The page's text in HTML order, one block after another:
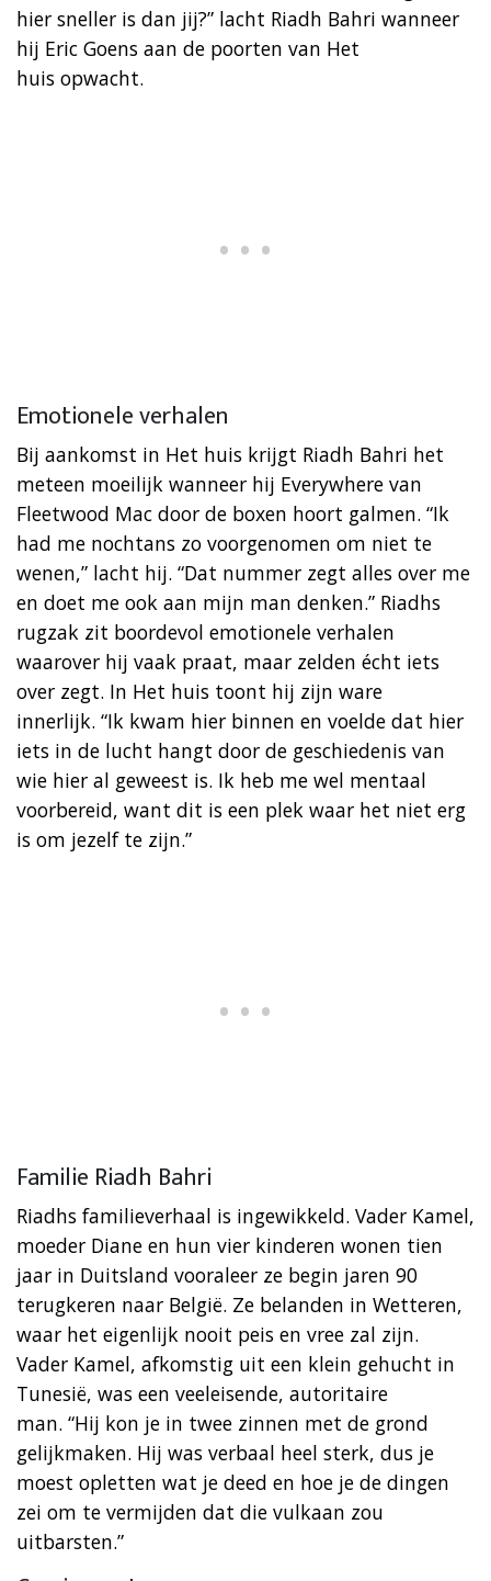
hier sneller is dan jij?” lacht Riadh Bahri wanneer
hij Eric Goens aan de poorten van Het
huis opwacht.
Emotionele verhalen
Bij aankomst in Het huis krijgt Riadh Bahri het
meteen moeilijk wanneer hij Everywhere van
Fleetwood Mac door de boxen hoort galmen. “Ik
had me nochtans zo voorgenomen om niet te
wenen,” lacht ​hij. “Dat nummer zegt alles over me
en doet me ook aan mijn man denken.” Riadhs
rugzak zit boordevol emotionele verhalen
waarover hij vaak praat, maar zelden écht iets
over zegt. In Het huis toont hij zijn ware
innerlijk. “Ik kwam hier binnen en voelde dat hier
iets in de lucht hangt door de geschiedenis van
wie hier al geweest is. Ik heb me wel mentaal
voorbereid, want dit is een plek waar het niet erg
is om jezelf te zijn.”
Familie Riadh Bahri
Riadhs familieverhaal is ingewikkeld. Vader Kamel,
moeder Diane en hun vier kinderen wonen tien
jaar in Duitsland vooraleer ze begin jaren 90
terugkeren naar België. Ze belanden in Wetteren,
waar het eigenlijk nooit peis en vree zal zijn.
Vader Kamel, afkomstig uit een klein gehucht in
Tunesië, was een veeleisende, autoritaire
man. “Hij kon je in twee zinnen met de grond
gelijkmaken. Hij was verbaal heel sterk, dus je
moest opletten wat je deed en hoe je de dingen
zei om te vermijden dat die vulkaan zou
uitbarsten.”